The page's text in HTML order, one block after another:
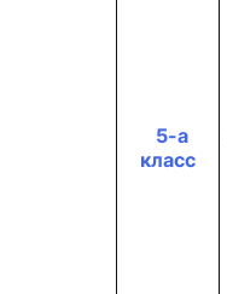
5-а
класс